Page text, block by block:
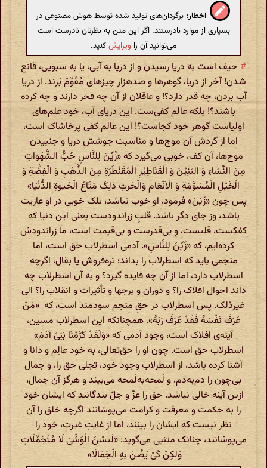
اخطار: برگردان‌های تولید شده توسط هوش مصنوعی در
بسیاری از موارد نادرستند. اگر این متن به نظرتان نادرست است
می‌توانید آن را ویرایشکنید.
# حیف است به دریا رسیدن و از دریا به آبی، یا به سبویی، قانع
شدن! آخر از دریا، گوهرها و صد‌هزار چیزهای مُقَوِّمْ بَرند. از دریا
آب بردن، چه قدر دارد؟! و عاقلان از آن چه فخر دارند و چه کرده
باشند؟! بلکه عالم کفی‌ست. این دریای آب، خود علم‌های
اولیاست گوهر خود کجاست؟! این عالم کفی پرخاشاک است،
اما از گردش آن موج‌ها و مناسبت جوشش دریا و جنبیدن
موج‌ها، آن کف، خوبی می‌گیرد که «زُیِّنَ لِلنَّاسِ حُبُّ الشَّهَواتِ
مِنَ النِّسَاءِ وَ البَنِیْنَ وَ الْقَنَاطِیْرِ الْمُقَنْطَرَةِ مِنَ الذَّهَبِ وَ الْفِضَّةِ وَ
الْخَیْلِ الْمُسَوَّمَةِ وَ الْاَنْعَامِ وَالْحَرثِ ذلِکَ مَتَاعُ الْحَیوةِ الدُّنْیَا»
پس چون «زُیَنَ» فرمود، او خوب نباشد، بلک خوبی در او عاریت
باشد، وز جای دگر باشد. قلبِ زراندودست یعنی این دنیا که
کفکست، قلبست، و بی‌قدرست و بی‌قیمت است، ما زراندودش
کرده‌ایم، که «زُیِّنَ لِلنَّاسِ». آدمی اسطرلاب حق است، اما
منجمی باید که اسطرلاب را بداند؛ تره‌فروش یا بقال، اگرچه
اسطرلاب دارد، اما از آن چه فایده گیرد؟ و به آن اسطرلاب چه
داند احوال افلاک را؟ و دوران و برجها و تأثیرات و انقلاب را؟ الی
غیرذلک. پس اسطرلاب در حقِ منجم سودمند است، که «مَنْ
عَرَفَ نَفْسَهُ فَقَدْ عَرَفَ رَبَهُ». همچنانکه این اسطرلاب مسین،
آینه‌ی افلاک است، وجود آدمی که «وَلَقَدْ کَرَّمْنَا بَنِیْ آدَمَ»
اسطرلاب حق است. چون او را حق‌تعالی، به خود عالِم و دانا و
آشنا کرده باشد، از اسطرلاب وجود خود، تجلی حق را، و جمال
بی‌چون را دم‌به‌دم، و لَمحه‌به‌لَمحه می‌بیند و هرگز آن جمال،
ازین آینه خالی نباشد. حق را عزّ و جلّ بندگانند که ایشان خود
را به حکمت و معرفت و کرامت می‌پوشانند اگرچه خلق را آن
نظر نیست که ایشان را بینند، اما از غایتِ غیرت، خود را
می‌پوشانند، چنانک متنبی می‌گوید: «لَبسْنَ الْوَشْیَ لَا مُتَجَمِّلَاتٍ
وَلکِنْ کَیْ یَصُنَ بهِ الْجَمَالَا»